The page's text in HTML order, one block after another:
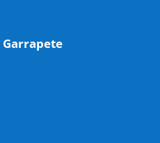
Garrapete